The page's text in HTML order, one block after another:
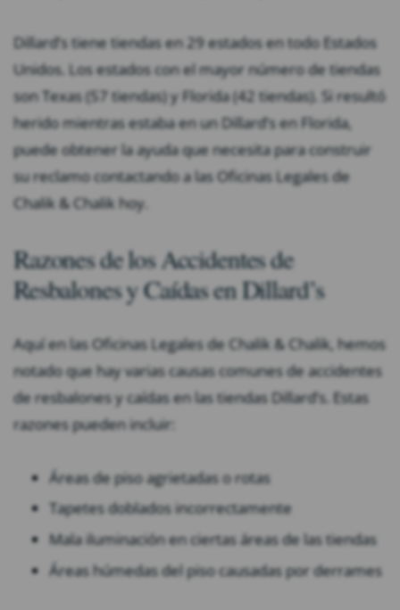
Dillard’s tiene tiendas en 29 estados en todo Estados
Unidos. Los estados con el mayor número de tiendas
son Texas (57 tiendas) y Florida (42 tiendas). Si resultó
herido mientras estaba en un Dillard’s en Florida,
puede obtener la ayuda que necesita para construir
su reclamo contactando a las Oficinas Legales de
Chalik & Chalik hoy.
Razones de los Accidentes de
Resbalones y Caídas en Dillard’s
Aquí en las Oficinas Legales de Chalik & Chalik, hemos
notado que hay varias causas comunes de accidentes
de resbalones y caídas en las tiendas Dillard’s. Estas
razones pueden incluir:
Áreas de piso agrietadas o rotas
Tapetes doblados incorrectamente
Mala iluminación en ciertas áreas de las tiendas
Áreas húmedas del piso causadas por derrames